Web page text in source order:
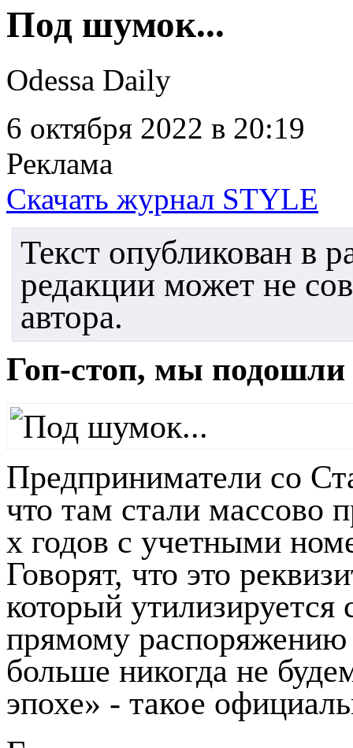
Под шумок...
Odessa Daily
6 октября 2022 в 20:19
Реклама
Скачать журнал STYLE
Текст опубликован в
редакции может не
автора.
Гоп-стоп, мы подошли
Предприниматели со
что там стали массово
х годов с учетными
Говорят, что это
который
прямому
больше никогда не
эпохе» - такое